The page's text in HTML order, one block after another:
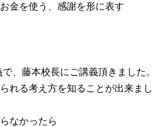
金を使う、感謝を形に表す
、藤本校長にご講義頂きました。
れる考え方を知ることが出来まし
なかったら